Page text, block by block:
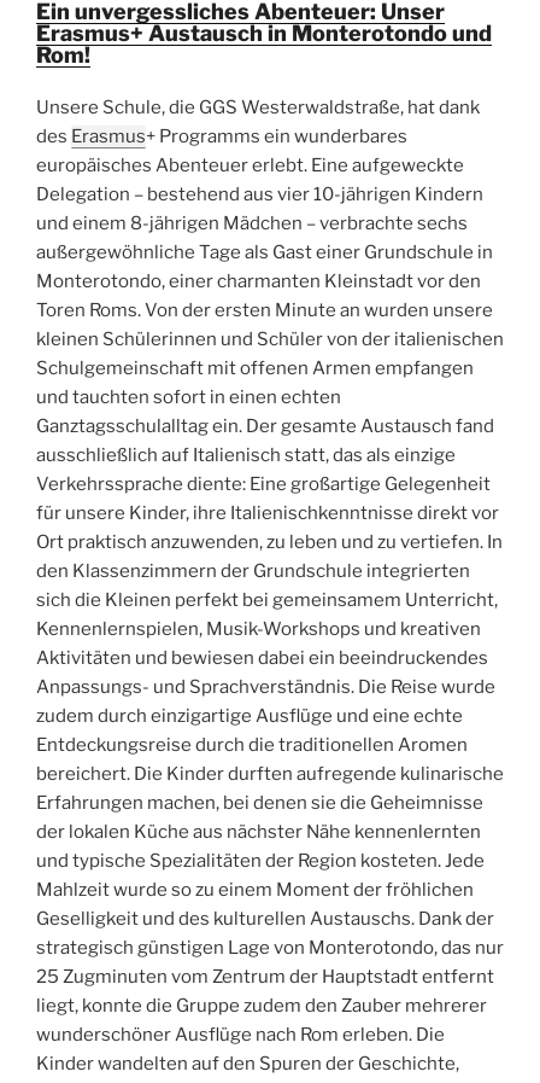
Ein unvergessliches Abenteuer: Unser
Erasmus+ Austausch in Monterotondo und
Rom!
Unsere Schule, die GGS Westerwaldstraße, hat dank
des Erasmus+ Programms ein wunderbares
europäisches Abenteuer erlebt. Eine aufgeweckte
Delegation – bestehend aus vier 10-jährigen Kindern
und einem 8-jährigen Mädchen – verbrachte sechs
außergewöhnliche Tage als Gast einer Grundschule in
Monterotondo, einer charmanten Kleinstadt vor den
Toren Roms. Von der ersten Minute an wurden unsere
kleinen Schülerinnen und Schüler von der italienischen
Schulgemeinschaft mit offenen Armen empfangen
und tauchten sofort in einen echten
Ganztagsschulalltag ein. Der gesamte Austausch fand
ausschließlich auf Italienisch statt, das als einzige
Verkehrssprache diente: Eine großartige Gelegenheit
für unsere Kinder, ihre Italienischkenntnisse direkt vor
Ort praktisch anzuwenden, zu leben und zu vertiefen. In
den Klassenzimmern der Grundschule integrierten
sich die Kleinen perfekt bei gemeinsamem Unterricht,
Kennenlernspielen, Musik-Workshops und kreativen
Aktivitäten und bewiesen dabei ein beeindruckendes
Anpassungs- und Sprachverständnis. Die Reise wurde
zudem durch einzigartige Ausflüge und eine echte
Entdeckungsreise durch die traditionellen Aromen
bereichert. Die Kinder durften aufregende kulinarische
Erfahrungen machen, bei denen sie die Geheimnisse
der lokalen Küche aus nächster Nähe kennenlernten
und typische Spezialitäten der Region kosteten. Jede
Mahlzeit wurde so zu einem Moment der fröhlichen
Geselligkeit und des kulturellen Austauschs. Dank der
strategisch günstigen Lage von Monterotondo, das nur
25 Zugminuten vom Zentrum der Hauptstadt entfernt
liegt, konnte die Gruppe zudem den Zauber mehrerer
wunderschöner Ausflüge nach Rom erleben. Die
Kinder wandelten auf den Spuren der Geschichte,